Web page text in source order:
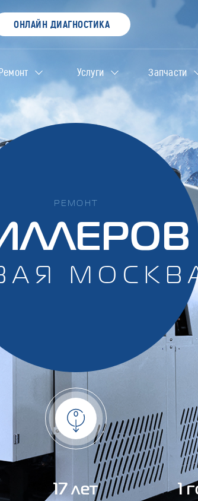
РЕМОНТ
17 лет 1
Услуги Запчасти
ОНЛАЙН ДИАГНОСТИКА